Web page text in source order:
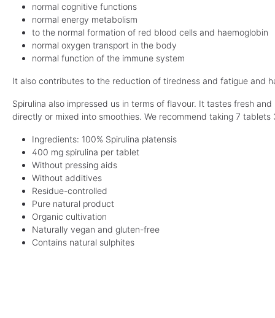
normal cognitive functions
normal energy metabolism
to the normal formation of red blood cells and haemoglobin
normal oxygen transport in the body
normal function of the immune system
It also contributes to the reduction of tiredness and fatigue and
Spirulina also impressed us in terms of flavour. It tastes fresh
directly or mixed into smoothies. We recommend taking 7
Ingredients: 100% Spirulina platensis
400 mg spirulina per tablet
Without pressing aids
Without additives
Residue-controlled
Pure natural product
Organic cultivation
Naturally vegan and gluten-free
Contains natural sulphites